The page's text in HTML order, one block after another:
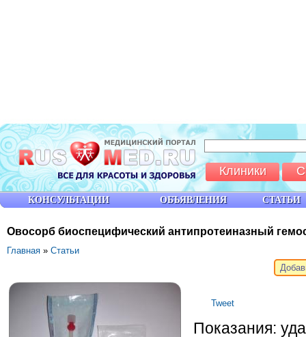
Овосорб биоспецифический антипротеиназный
Главная » Статьи
Tweet
Показания:
КОНСУЛЬТАЦИИ ОБЪЯВЛЕНИЯ СТАТЬИ
Клиники